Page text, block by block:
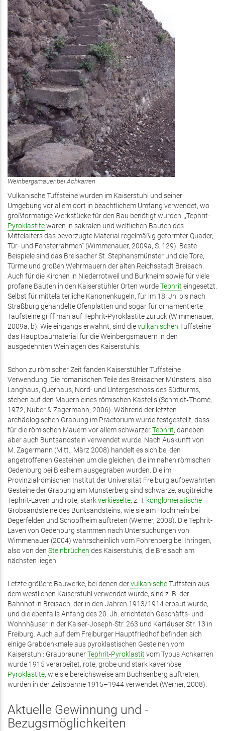
Weinbergsmauer bei Achkarren
Vulkanische Tuffsteine wurden im Kaiserstuhl und seiner
Umgebung vor allem dort in beachtlichem Umfang verwendet, wo
großformatige Werkstücke für den Bau benötigt wurden. „Tephrit-
Pyroklastitewaren in sakralen und weltlichen Bauten des
Mittelalters das bevorzugte Material regelmäßig geformter Quader,
Tür- und Fensterrahmen“ (Wimmenauer, 2009a, S. 129). Beste
Beispiele sind das Breisacher St. Stephansmünster und die Tore,
Türme und großen Wehrmauern der alten Reichsstadt Breisach.
Auch für die Kirchen in Niederrotweil und Burkheim sowie für viele
profane Bauten in den Kaiserstühler Orten wurdeTephrit eingesetzt.
Selbst für mittelalterliche Kanonenkugeln, für im 18. Jh. bis nach
Straßburg gehandelte Ofenplatten und sogar für ornamentierte
Taufsteine griff man auf Tephrit-Pyroklastite zurück (Wimmenauer,
2009a, b). Wie eingangs erwähnt, sind dievulkanischen Tuffsteine
das Hauptbaumaterial für die Weinbergsmauern in den
ausgedehnten Weinlagen des Kaiserstuhls.
Schon zu römischer Zeit fanden Kaiserstühler Tuffsteine
Verwendung: Die romanischen Teile des Breisacher Münsters, also
Langhaus, Querhaus, Nord- und Untergeschoss des Südturms,
stehen auf den Mauern eines römischen Kastells (Schmidt‑Thomé,
1972; Nuber & Zagermann, 2006). Während der letzten
archäologischen Grabung im Praetorium wurde festgestellt, dass
für die römischen Mauern vor allem schwarzerTephrit, daneben
aber auch Buntsandstein verwendet wurde. Nach Auskunft von
M. Zagermann (Mitt., März 2008) handelt es sich bei den
angetroffenen Gesteinen um die gleichen, die im nahen römischen
Oedenburg bei Biesheim ausgegraben wurden. Die im
Provinzialrömischen Institut der Universität Freiburg aufbewahrten
Gesteine der Grabung am Münsterberg sind schwarze, augitreiche
Tephrit-Laven und rote, starkverkieselte, z. T. konglomeratische
Grobsandsteine des Buntsandsteins, wie sie am Hochrhein bei
Degerfelden und Schopfheim auftreten (Werner, 2008). Die Tephrit-
Laven von Oedenburg stammen nach Untersuchungen von
Wimmenauer (2004) wahrscheinlich vom Fohrenberg bei Ihringen,
also von den Steinbrüchen des Kaiserstuhls, die Breisach am
nächsten liegen.
Letzte größere Bauwerke, bei denen dervulkanischeTuffstein aus
dem westlichen Kaiserstuhl verwendet wurde, sind z. B. der
Bahnhof in Breisach, der in den Jahren 1913/1914 erbaut wurde,
und die ebenfalls Anfang des 20. Jh. errichteten Geschäfts- und
Wohnhäuser in der Kaiser-Joseph-Str. 263 und Kartäuser Str. 13 in
Freiburg. Auch auf dem Freiburger Hauptfriedhof befinden sich
einige Grabdenkmale aus pyroklastischen Gesteinen vom
Kaiserstuhl: GraubraunerTephrit-Pyroklastit vom Typus Achkarren
wurde 1915 verarbeitet, rote, grobe und stark kavernöse
Pyroklastite, wie sie bereichsweise am Büchsenberg auftreten,
wurden in der Zeitspanne 1915–1944 verwendet (Werner, 2008).
Aktuelle Gewinnung und ­
Bezugsmöglichkeiten